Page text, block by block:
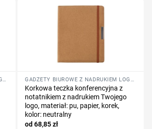
GADŻETY BIUROWE Z NADRUKIEM LOGO FIRMY GADŻETY BIUROWE Z NADRUKIEM LOGO FIRMY
Korkowa teczka konferencyjna z
notatnikiem z nadrukiem Twojego
logo, materiał: pu, papier, korek,
kolor: neutralny
68,85zł